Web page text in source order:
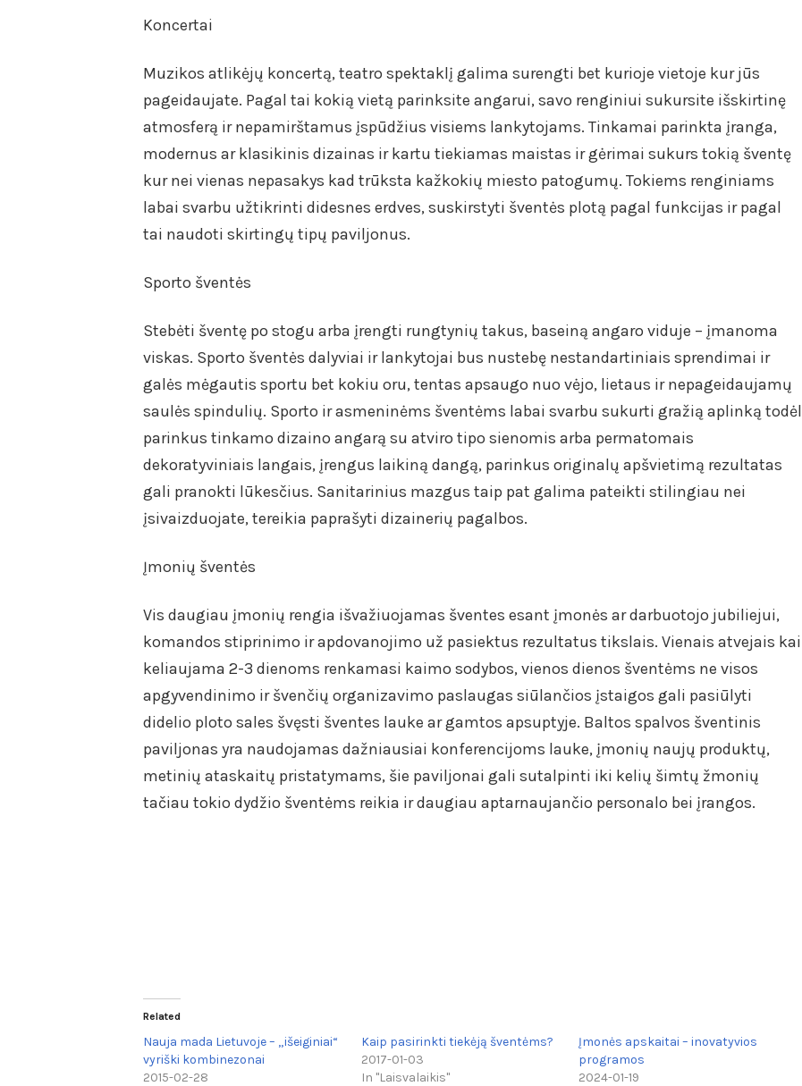
Koncertai
Muzikos atlikėjų koncertą, teatro spektaklį galima surengti bet kurioje vietoje kur jūs
pageidaujate. Pagal tai kokią vietą parinksite angarui, savo renginiui sukursite išskirtinę
atmosferą ir nepamirštamus įspūdžius visiems lankytojams. Tinkamai parinkta įranga,
modernus ar klasikinis dizainas ir kartu tiekiamas maistas ir gėrimai sukurs tokią šventę
kur nei vienas nepasakys kad trūksta kažkokių miesto patogumų. Tokiems renginiams
labai svarbu užtikrinti didesnes erdves, suskirstyti šventės plotą pagal funkcijas ir pagal
tai naudoti skirtingų tipų paviljonus.
Sporto šventės
Stebėti šventę po stogu arba įrengti rungtynių takus, baseiną angaro viduje – įmanoma
viskas. Sporto šventės dalyviai ir lankytojai bus nustebę nestandartiniais sprendimai ir
galės mėgautis sportu bet kokiu oru, tentas apsaugo nuo vėjo, lietaus ir nepageidaujamų
saulės spindulių. Sporto ir asmeninėms šventėms labai svarbu sukurti gražią aplinką todėl
parinkus tinkamo dizaino angarą su atviro tipo sienomis arba permatomais
dekoratyviniais langais, įrengus laikiną dangą, parinkus originalų apšvietimą rezultatas
gali pranokti lūkesčius. Sanitarinius mazgus taip pat galima pateikti stilingiau nei
įsivaizduojate, tereikia paprašyti dizainerių pagalbos.
Įmonių šventės
Vis daugiau įmonių rengia išvažiuojamas šventes esant įmonės ar darbuotojo jubiliejui,
komandos stiprinimo ir apdovanojimo už pasiektus rezultatus tikslais. Vienais atvejais kai
keliaujama 2-3 dienoms renkamasi kaimo sodybos, vienos dienos šventėms ne visos
apgyvendinimo ir švenčių organizavimo paslaugas siūlančios įstaigos gali pasiūlyti
didelio ploto sales švęsti šventes lauke ar gamtos apsuptyje. Baltos spalvos šventinis
paviljonas yra naudojamas dažniausiai konferencijoms lauke, įmonių naujų produktų,
metinių ataskaitų pristatymams, šie paviljonai gali sutalpinti iki kelių šimtų žmonių
tačiau tokio dydžio šventėms reikia ir daugiau aptarnaujančio personalo bei įrangos.
Related
Nauja mada Lietuvoje – „išeiginiai“
vyriški kombinezonai
2015-02-28
Kaip pasirinkti tiekėją šventėms?
2017-01-03
In "Laisvalaikis"
Įmonės apskaitai – inovatyvios
programos
2024-01-19